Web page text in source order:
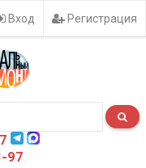
Вход Регистрация
97